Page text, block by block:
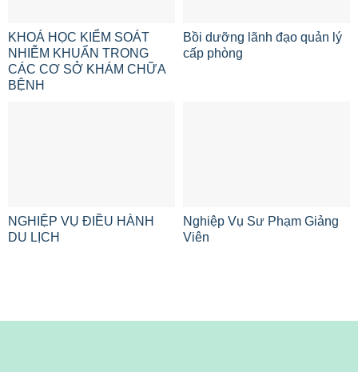
KHOÁ HỌC KIỂM SOÁT
NHIỄM KHUẨN TRONG
CÁC CƠ SỞ KHÁM CHỮA
BỆNH
Bồi dưỡng lãnh đạo quản lý
cấp phòng
NGHIỆP VỤ ĐIỀU HÀNH
DU LỊCH
Nghiệp Vụ Sư Phạm Giảng
Viên